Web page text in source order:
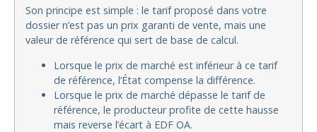
Son principe est simple : le tarif proposé dans votre
dossier n’est pas un prix garanti de vente, mais une
valeur de référence qui sert de base de calcul.
Lorsque le prix de marché est inférieur à ce tarif
de référence, l’État compense la différence.
Lorsque le prix de marché dépasse le tarif de
référence, le producteur profite de cette hausse
mais reverse l’écart à EDF OA.